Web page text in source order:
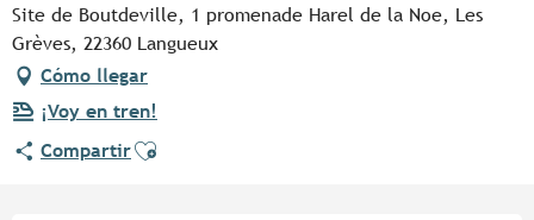
Site de Boutdeville, 1 promenade Harel de la Noe, Les
Grèves, 22360 Langueux
Cómo llegar
¡Voy en tren!
CompartirAjouter aux favoris